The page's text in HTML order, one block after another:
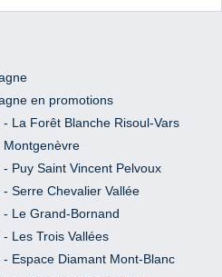
en promotions
La Forêt Blanche Risoul-Vars
Montgenèvre
Puy Saint Vincent Pelvoux
Serre Chevalier Vallée
Le Grand-Bornand
Les Trois Vallées
Espace Diamant Mont-Blanc